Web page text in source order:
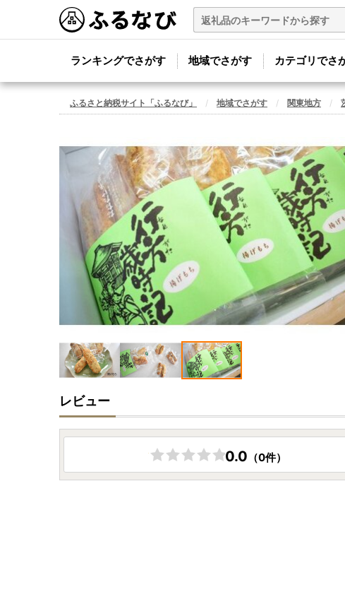
ランキングでさがす 地域でさがす カテゴリでさ
ふるさと納税サイト「ふるなび」 地域でさがす 関東地方
レビュー
0.0 （0件）